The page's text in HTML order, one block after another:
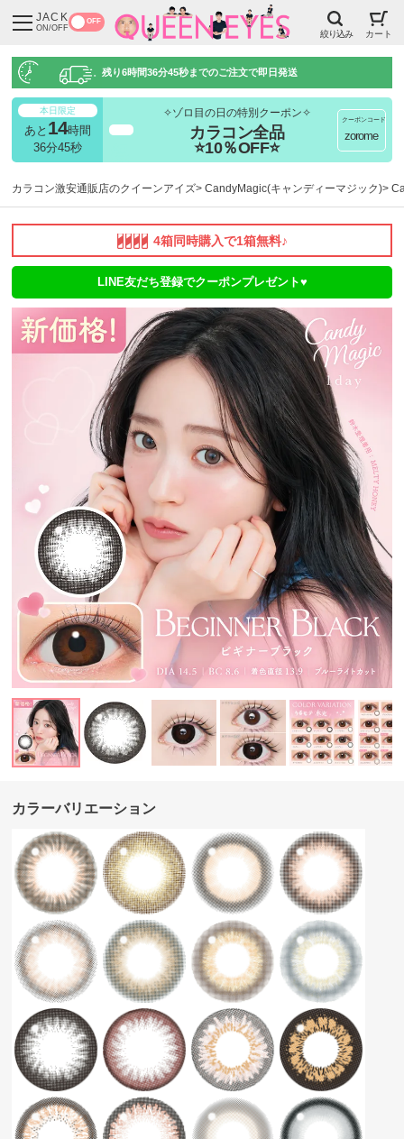
JACK
ON/OFF
OFF
絞り込み カート
残り6時間36分44秒までのご注文で即日発送
本日限定
あと 14時間
36分45秒
✧ゾロ目の日の特別クーポン✧
カラコン全品
⭐10％OFF⭐
クーポンコード
zorome
カラコン激安通販店のクイーンアイズ CandyMagic(キャンディーマジック)
4箱同時購入で1箱無料♪
LINE友だち登録でクーポンプレゼント♥
カラーバリエーション